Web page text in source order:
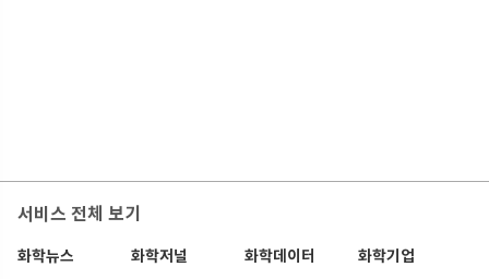
서비스 전체 보기
화학뉴스 화학저널 화학데이터 화학기업